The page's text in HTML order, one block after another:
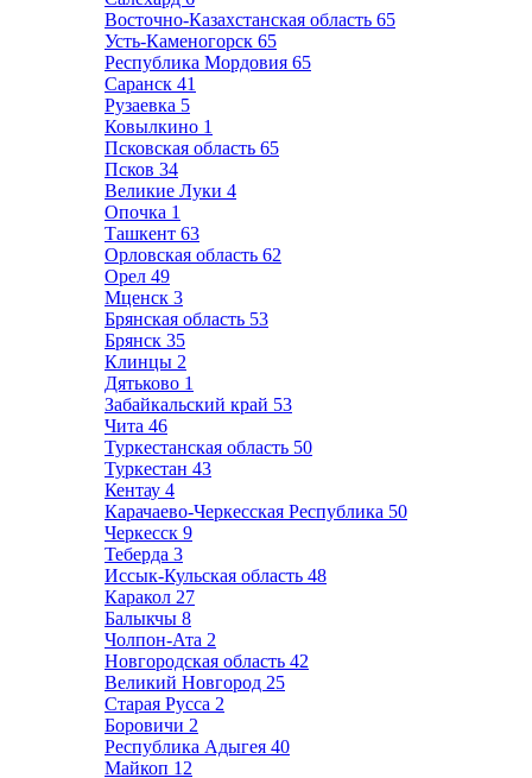
Восточно-Казахстанская область 65
Усть-Каменогорск 65
Республика Мордовия 65
Саранск 41
Рузаевка 5
Ковылкино 1
Псковская область 65
Псков 34
Великие Луки 4
Опочка 1
Ташкент 63
Орловская область 62
Орел 49
Мценск 3
Брянская область 53
Брянск 35
Клинцы 2
Дятьково 1
Забайкальский край 53
Чита 46
Туркестанская область 50
Туркестан 43
Кентау 4
Карачаево-Черкесская Республика 50
Черкесск 9
Теберда 3
Иссык-Кульская область 48
Каракол 27
Балыкчы 8
Чолпон-Ата 2
Новгородская область 42
Великий Новгород 25
Старая Русса 2
Боровичи 2
Республика Адыгея 40
Майкоп 12